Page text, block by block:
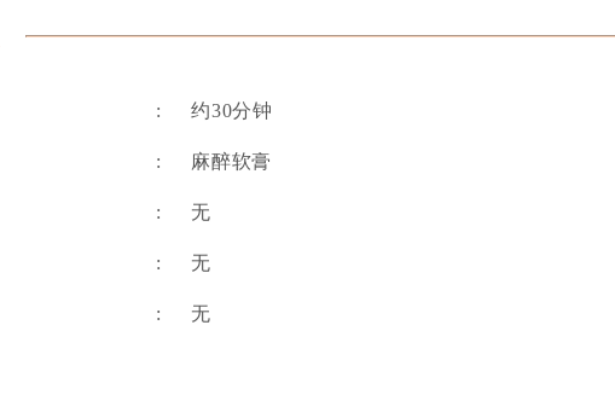
: 约30分钟
: 麻醉软膏
: 无
: 无
: 无